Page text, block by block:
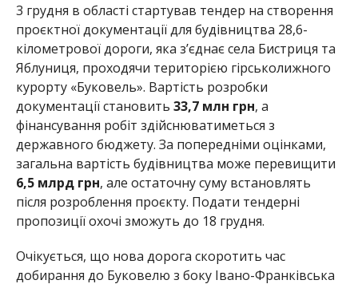
3 грудня в області стартував тендер на створення
проєктної документації для будівництва 28,6-
кілометрової дороги, яка з’єднає села Бистриця та
Яблуниця, проходячи територією гірськолижного
курорту «Буковель». Вартість розробки
документації становить 33,7 млн грн, а
фінансування робіт здійснюватиметься з
державного бюджету. За попередніми оцінками,
загальна вартість будівництва може перевищити
6,5 млрд грн, але остаточну суму встановлять
після розроблення проєкту. Подати тендерні
пропозиції охочі зможуть до 18 грудня.
Очікується, що нова дорога скоротить час
добирання до Буковелю з боку Івано-Франківська